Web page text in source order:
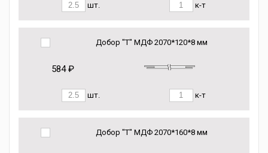
шт. к-т
Добор "Т" МДФ 2070*120*8 мм
584 ₽
шт. к-т
Добор "Т" МДФ 2070*160*8 мм